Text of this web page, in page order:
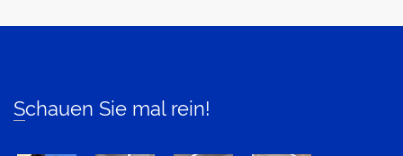
Schauen Sie mal rein!